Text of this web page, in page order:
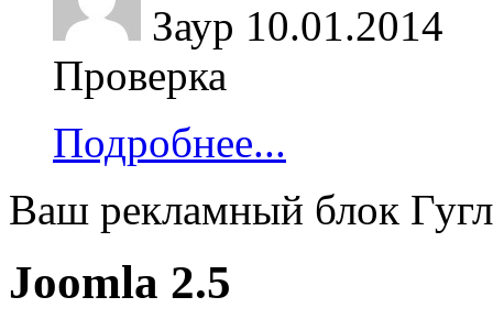
Заур 10.01.2014
Проверка
Подробнее...
Ваш рекламный блок
Joomla 2.5